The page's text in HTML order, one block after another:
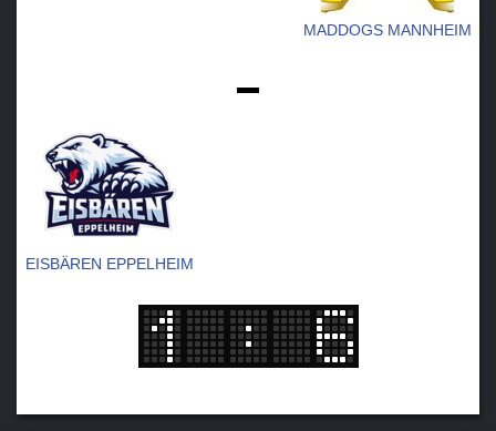
MADDOGS MANNHEIM
EISBÄREN EPPELHEIM